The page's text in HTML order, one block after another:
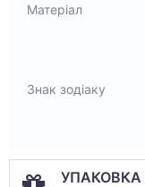
Матеріал
Знак зодіаку